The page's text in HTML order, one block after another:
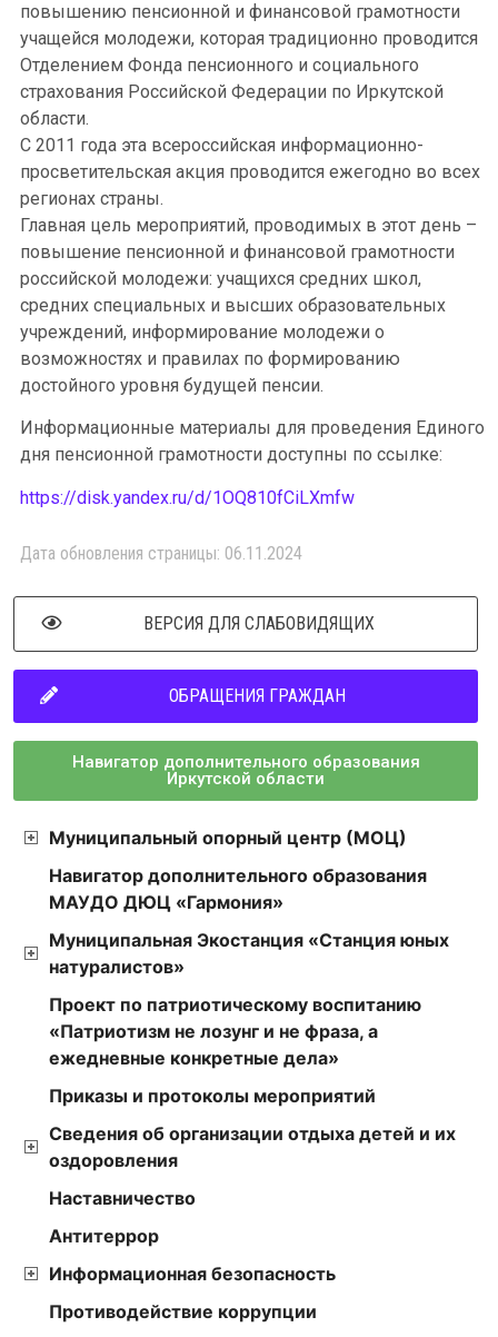
повышению пенсионной и финансовой грамотности
учащейся молодежи, которая традиционно проводится
Отделением Фонда пенсионного и социального
страхования Российской Федерации по Иркутской
области.
С 2011 года эта всероссийская информационно-
просветительская акция проводится ежегодно во всех
регионах страны.
Главная цель мероприятий, проводимых в этот день –
повышение пенсионной и финансовой грамотности
российской молодежи: учащихся средних школ,
средних специальных и высших образовательных
учреждений, информирование молодежи о
возможностях и правилах по формированию
достойного уровня будущей пенсии.
Информационные материалы для проведения Единого
дня пенсионной грамотности доступны по ссылке:
https://disk.yandex.ru/d/1OQ810fCiLXmfw
Дата обновления страницы: 06.11.2024
ВЕРСИЯ ДЛЯ СЛАБОВИДЯЩИХ
ОБРАЩЕНИЯ ГРАЖДАН
Навигатор дополнительного образования
Иркутской области
Муниципальный опорный центр (МОЦ)
Навигатор дополнительного образования
МАУДО ДЮЦ «Гармония»
Муниципальная Экостанция «Станция юных
натуралистов»
Проект по патриотическому воспитанию
«Патриотизм не лозунг и не фраза, а
ежедневные конкретные дела»
Приказы и протоколы мероприятий
Сведения об организации отдыха детей и их
оздоровления
Наставничество
Антитеррор
Информационная безопасность
Противодействие коррупции